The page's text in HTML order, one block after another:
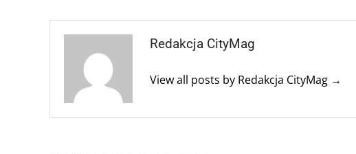
Redakcja CityMag
View all posts by Redakcja CityMag →